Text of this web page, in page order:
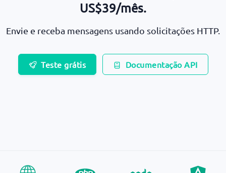
US$39/mês.
Envie e receba mensagens usando solicitações HTTP.
Teste grátis Documentação API